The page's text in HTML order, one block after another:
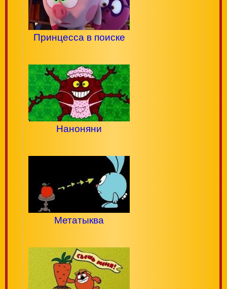
Принцесса в поиске
Наноняни
Метатыква